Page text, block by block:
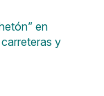
en
y